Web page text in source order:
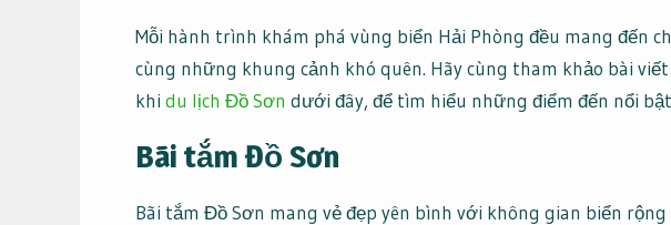
Mỗi hành trình khám phá vùng biển Hải Phòng đều mang đến
cùng những khung cảnh khó quên. Hãy cùng tham khảo bài
khi du lịch Đồ Sơn dưới đây, để tìm hiểu những điểm đến nổi
Bãi tắm Đồ Sơn
Bãi tắm Đồ Sơn mang vẻ đẹp yên bình với không gian biển